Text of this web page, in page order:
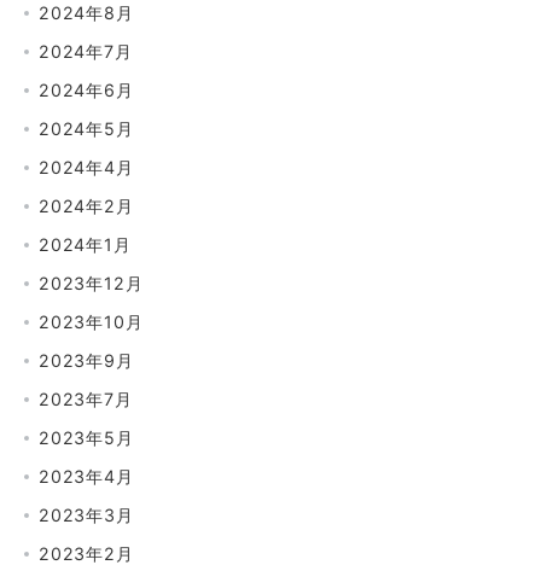
2024年8月
2024年7月
2024年6月
2024年5月
2024年4月
2024年2月
2024年1月
2023年12月
2023年10月
2023年9月
2023年7月
2023年5月
2023年4月
2023年3月
2023年2月